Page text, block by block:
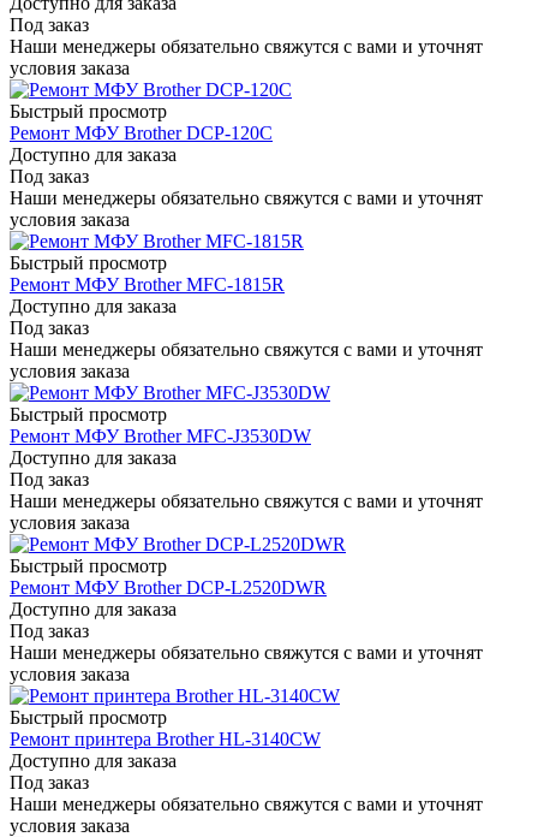
Под заказ
Наши менеджеры обязательно свяжутся с вами и уточнят
условия заказа
Быстрый просмотр
Ремонт МФУ Brother DCP-120C
Доступно для заказа
Под заказ
Наши менеджеры обязательно свяжутся с вами и уточнят
условия заказа
Быстрый просмотр
Ремонт МФУ Brother MFC-1815R
Доступно для заказа
Под заказ
Наши менеджеры обязательно свяжутся с вами и уточнят
условия заказа
Быстрый просмотр
Ремонт МФУ Brother MFC-J3530DW
Доступно для заказа
Под заказ
Наши менеджеры обязательно свяжутся с вами и уточнят
условия заказа
Быстрый просмотр
Ремонт МФУ Brother DCP-L2520DWR
Доступно для заказа
Под заказ
Наши менеджеры обязательно свяжутся с вами и уточнят
условия заказа
Быстрый просмотр
Ремонт принтера Brother HL-3140CW
Доступно для заказа
Под заказ
Наши менеджеры обязательно свяжутся с вами и уточнят
условия заказа